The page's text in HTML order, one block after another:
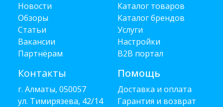
Новости
Обзоры
Статьи
Вакансии
Партнёрам
Контакты
г. Алматы, 050057
ул. Тимирязева, 42/14
Каталог товаров
Каталог брендов
Услуги
Настройки
B2B портал
Помощь
Доставка и оплата
Гарантия и возврат